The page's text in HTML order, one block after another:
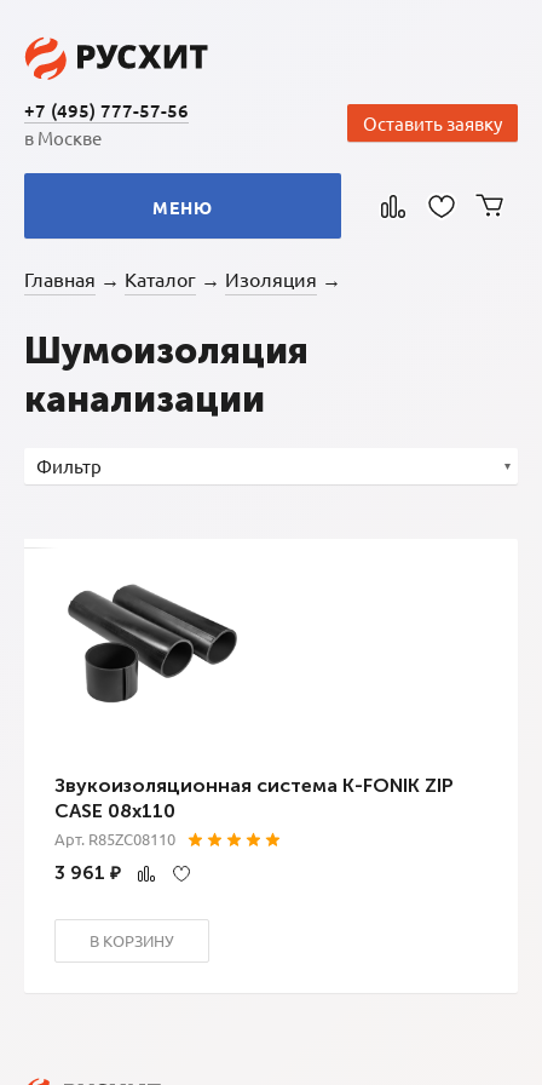
+7 (495) 777-57-56
в Москве
Оставить заявку
МЕНЮ
Главная → Каталог → Изоляция →
Шумоизоляция
канализации
Фильтр
Звукоизоляционная система K-FONIK ZIP
CASE 08x110
Арт. R85ZC08110
3 961 ₽
В КОРЗИНУ